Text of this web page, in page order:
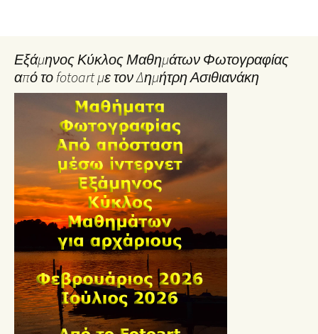
Εξάμηνος Κύκλος Μαθημάτων Φωτογραφίας
από το fotoart με τον Δημήτρη Ασιθιανάκη